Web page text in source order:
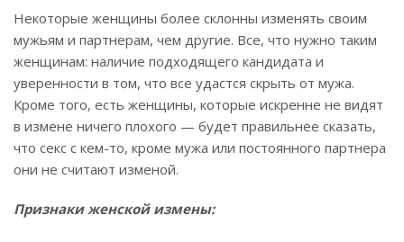
Некоторые женщины более склонны изменять своим
мужьям и партнерам, чем другие. Все, что нужно таким
женщинам: наличие подходящего кандидата и
уверенности в том, что все удастся скрыть от мужа.
Кроме того, есть женщины, которые искренне не видят
в измене ничего плохого — будет правильнее сказать,
что секс с кем-то, кроме мужа или постоянного партнера
они не считают изменой.
Признаки женской измены: